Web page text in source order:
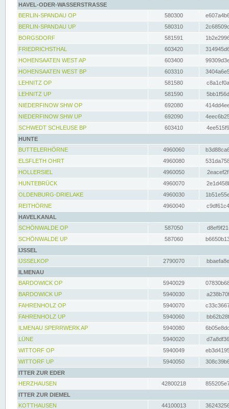
HAVEL-ODER-WASSERSTRASSE
BERLIN-SPANDAU OP
580300
BERLIN-SPANDAU UP
580310
BORGSDORF
581591
FRIEDRICHSTHAL
603420
HOHENSAATEN WEST AP
603400
HOHENSAATEN WEST BP
603310
LEHNITZ OP
581580
LEHNITZ UP
581590
NIEDERFINOW SHW OP
692080
NIEDERFINOW SHW UP
692090
SCHWEDT SCHLEUSE BP
603410
HUNTE
BUTTELERHÖRNE
4960060
ELSFLETH OHRT
4960080
HOLLERSIEL
4960050
HUNTEBRÜCK
4960070
OLDENBURG-DRIELAKE
4960030
REITHÖRNE
4960040
HAVELKANAL
SCHÖNWALDE OP
587050
SCHÖNWALDE UP
587060
IJSSEL
IJSSELKOP
2790070
ILMENAU
BARDOWICK OP
5940029
BARDOWICK UP
5940030
FAHRENHOLZ OP
5940070
FAHRENHOLZ UP
5940060
ILMENAU SPERRWERK AP
5940080
LÜNE
5940020
WITTORF OP
5940049
WITTORF UP
5940050
ITTER ZUR EDER
HERZHAUSEN
42800218
ITTER ZUR DIEMEL
KOTTHAUSEN
44100013